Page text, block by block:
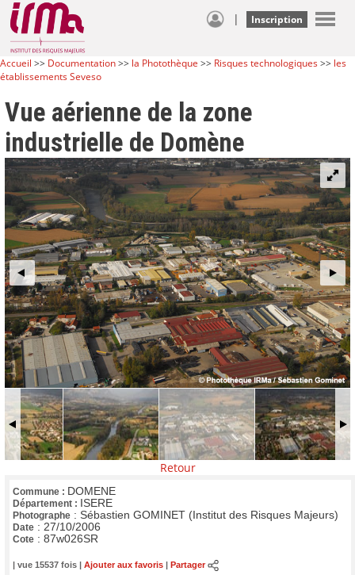
| Inscription
Accueil >> Documentation>> la Photothèque >> Risques technologiques>> les
établissements Seveso
Vue aérienne de la zone
industrielle de Domène
Retour
Commune : DOMENE
Département : ISERE
Photographe : Sébastien GOMINET (Institut des Risques Majeurs)
Date : 27/10/2006
Cote : 87w026SR
| vue 15537 fois | Ajouter aux favoris Partager